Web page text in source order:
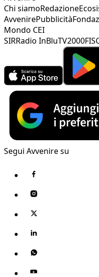
Chi siamoRedazione
AvvenirePubblicità
Mondo CEI
SIRRadio InBluTV2000
Segui Avvenire su